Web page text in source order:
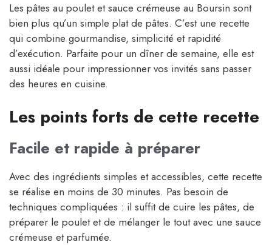
Les pâtes au poulet et sauce crémeuse au Boursin sont
bien plus qu’un simple plat de pâtes. C’est une recette
qui combine gourmandise, simplicité et rapidité
d’exécution. Parfaite pour un dîner de semaine, elle est
aussi idéale pour impressionner vos invités sans passer
des heures en cuisine.
Les points forts de cette recette
Facile et rapide à préparer
Avec des ingrédients simples et accessibles, cette recette
se réalise en moins de 30 minutes. Pas besoin de
techniques compliquées : il suffit de cuire les pâtes, de
préparer le poulet et de mélanger le tout avec une sauce
crémeuse et parfumée.